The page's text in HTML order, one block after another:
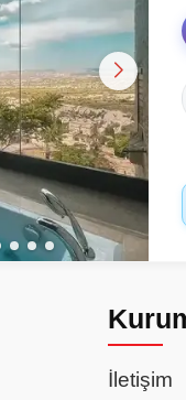
İletişim